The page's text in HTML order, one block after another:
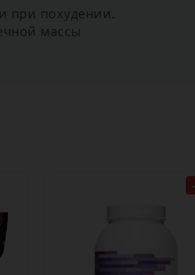
при похудении.
массы